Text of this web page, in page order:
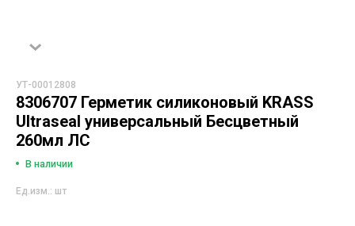
УТ-00012808
8306707 Герметик силиконовый KRASS
Ultraseal универсальный Бесцветный
260мл ЛС
В наличии
Ед.изм.: шт